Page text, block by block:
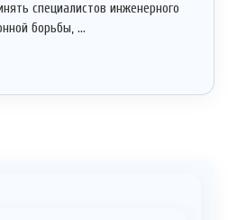
специалистов инженерного
борьбы, ...